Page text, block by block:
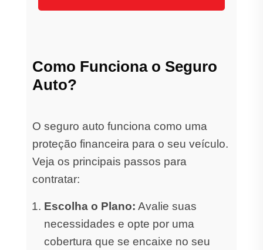
Como Funciona o Seguro
Auto?
O seguro auto funciona como uma
proteção financeira para o seu veículo.
Veja os principais passos para
contratar:
Escolha o Plano: Avalie suas
necessidades e opte por uma
cobertura que se encaixe no seu